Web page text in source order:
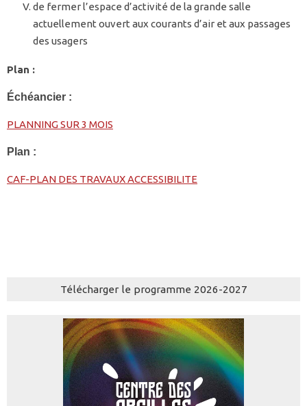
de fermer l’espace d’activité de la grande salle
actuellement ouvert aux courants d’air et aux passages
des usagers
Plan :
Échéancier :
PLANNING SUR 3 MOIS
Plan :
CAF-PLAN DES TRAVAUX ACCESSIBILITE
Télécharger le programme 2026-2027